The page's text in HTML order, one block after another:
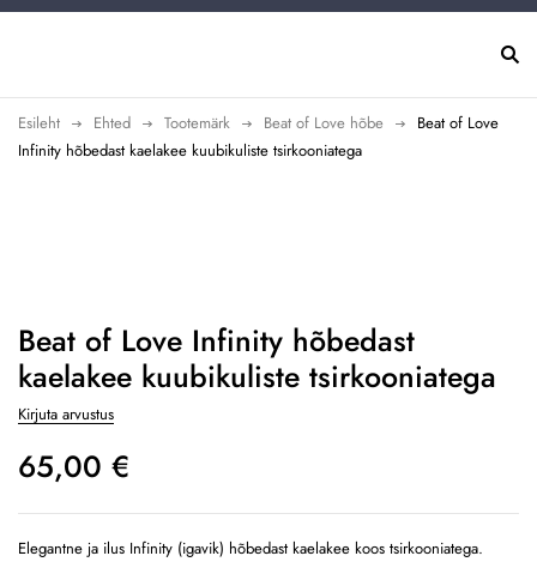
Esileht Ehted Tootemärk Beat of Love hõbe
Beat of Love
Infinity hõbedast kaelakee kuubikuliste tsirkooniatega
Beat of Love Infinity hõbedast
kaelakee kuubikuliste tsirkooniatega
Kirjuta arvustus
65,00 €
Elegantne ja ilus Infinity (igavik) hõbedast kaelakee koos tsirkooniatega.